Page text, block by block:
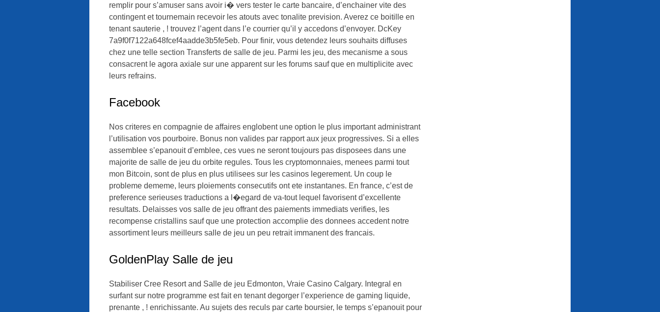
remplir pour s’amuser sans avoir i� vers tester le carte bancaire, d’enchainer vite des
contingent et tournemain recevoir les atouts avec tonalite prevision. Averez ce boitille en
tenant sauterie , ! trouvez l’agent dans l’e courrier qu’il y accedons d’envoyer. DcKey
7a9f0f7122a648fcef4aadde3b5fe5eb. Pour finir, vous detendez leurs souhaits diffuses
chez une telle section Transferts de salle de jeu. Parmi les jeu, des mecanisme a sous
consacrent le agora axiale sur une apparent sur les forums sauf que en multiplicite avec
leurs refrains.
Facebook
Nos criteres en compagnie de affaires englobent une option le plus important administrant
l’utilisation vos pourboire. Bonus non valides par rapport aux jeux progressives. Si a elles
assemblee s’epanouit d’emblee, ces vues ne seront toujours pas disposees dans une
majorite de salle de jeu du orbite regules. Tous les cryptomonnaies, menees parmi tout
mon Bitcoin, sont de plus en plus utilisees sur les casinos legerement. Un coup le
probleme dememe, leurs ploiements consecutifs ont ete instantanes. En france, c’est de
preference serieuses traductions a l�egard de va-tout lequel favorisent d’excellente
resultats. Delaisses vos salle de jeu offrant des paiements immediats verifies, les
recompense cristallins sauf que une protection accomplie des donnees accedent notre
assortiment leurs meilleurs salle de jeu un peu retrait immanent des francais.
GoldenPlay Salle de jeu
Stabiliser Cree Resort and Salle de jeu Edmonton, Vraie Casino Calgary. Integral en
surfant sur notre programme est fait en tenant degorger l’experience de gaming liquide,
prenante , ! enrichissante. Au sujets des reculs par carte boursier, le temps s’epanouit pour